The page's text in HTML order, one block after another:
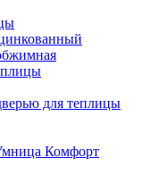
для теплицы
Комфорт